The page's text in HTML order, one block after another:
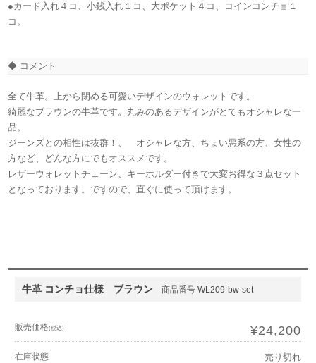
●カード入れ４ コ、小銭入れ１コ、大ポケット４コ、コインコンチョ１
コ。
◆ コメント
全て牛革。上から閉める可愛いデザインのウォレットです。
綺麗なブラウンの牛革です。丸みのあるデザインがとてもオシャレな一
品。
ジーンズとの相性は抜群！、 オシャレな方、ちょい悪系の方、女性の
方など、どんな方にでもオススメです。
レザーウォレットチェーン、キーホルダー付きで大変お得な３点セット
となっております。ですので、直ぐに使って頂けます。
牛革 コンチョ仕様 ブラウン 商品番号 WL209-bw-set
販売価格(税込) ¥24,200
在庫状態 売り切れ